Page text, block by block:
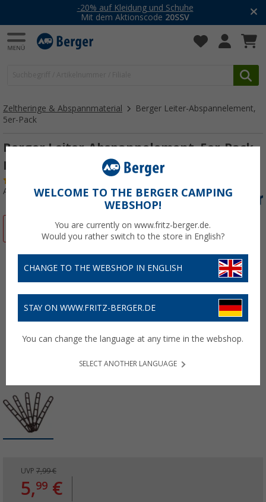
-20% auf Kleidung und Schuhe
Mit dem Aktionscode 20SSV
Zeltheringe & Abspannmaterial
Berger Leiter-Abspannelement,
5er-Pack
Berger Leiter-Abspannelement, 5er-Pack
Braun
Art.-Nr.: 401700
UVP 7,99 €
5,99 €
WELCOME TO THE BERGER CAMPING
WEBSHOP!
You are currently on www.fritz-berger.de.
Would you rather switch to the store in English?
CHANGE TO THE WEBSHOP IN ENGLISH
STAY ON WWW.FRITZ-BERGER.DE
You can change the language at any time in the webshop.
SELECT ANOTHER LANGUAGE